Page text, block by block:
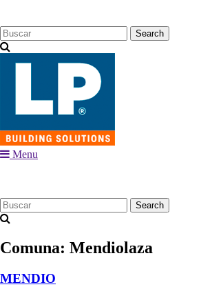
Search
Menu
Search
Comuna: Mendiolaza
MENDIO